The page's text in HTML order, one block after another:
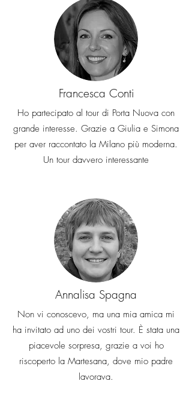
Francesca Conti
Ho partecipato al tour di Porta Nuova con
grande interesse. Grazie a Giulia e Simona
per aver raccontato la Milano più moderna.
Un tour davvero interessante
Annalisa Spagna
Non vi conoscevo, ma una mia amica mi
ha invitato ad uno dei vostri tour. È stata una
piacevole sorpresa, grazie a voi ho
riscoperto la Martesana, dove mio padre
lavorava.